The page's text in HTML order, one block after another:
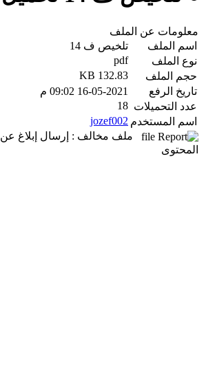
معلومات عن الملف
اسم الملف
تلخيص ف 14
نوع الملف
pdf
حجم الملف
132.83 KB
تاريخ الرفع
16-05-2021 09:02 م
عدد التحميلات 18
اسم المستخدم jozef002
ملف مخالف : إرسال إبلاغ عن
المحتوى